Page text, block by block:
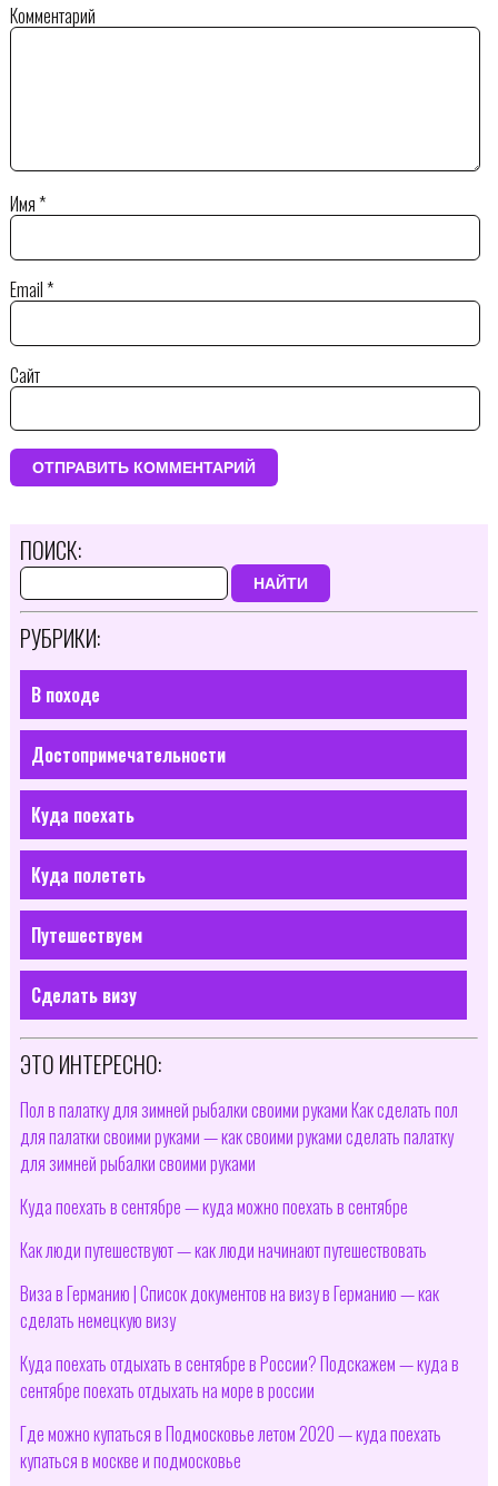
Комментарий
Имя*
Email*
Сайт
ПОИСК:
НАЙТИ
РУБРИКИ:
В походе
Достопримечательности
Куда поехать
Куда полететь
Путешествуем
Сделать визу
ЭТО ИНТЕРЕСНО:
Пол в палатку для зимней рыбалки своими руками Как сделать пол
для палатки своими руками — как своими руками сделать палатку
для зимней рыбалки своими руками
Куда поехать в сентябре — куда можно поехать в сентябре
Как люди путешествуют — как люди начинают путешествовать
Виза в Германию | Список документов на визу в Германию — как
сделать немецкую визу
Куда поехать отдыхать в сентябре в России? Подскажем — куда в
сентябре поехать отдыхать на море в россии
Где можно купаться в Подмосковье летом 2020 — куда поехать
купаться в москве и подмосковье